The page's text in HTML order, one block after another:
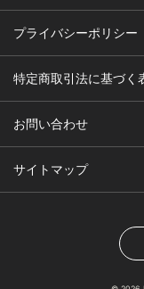
プライバシーポリシー
特定商取引法に基づく
お問い合わせ
サイトマップ